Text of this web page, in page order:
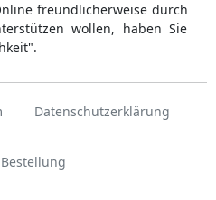
freundlicherweise durch
wollen, haben Sie
Datenschutzerklärung
Bestellung